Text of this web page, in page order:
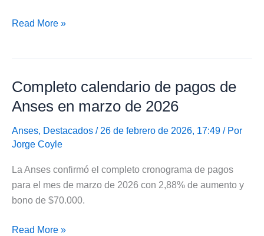
ARCA
de
vencimientos
de
marzo
de
Read More »
Completo calendario de pagos de
Anses en marzo de 2026
Anses, Destacados / 26 de febrero de 2026, 17:49 / Por
Jorge Coyle
La Anses confirmó el completo cronograma de pagos
para el mes de marzo de 2026 con 2,88% de aumento y
bono de $70.000.
Completo
Read More »